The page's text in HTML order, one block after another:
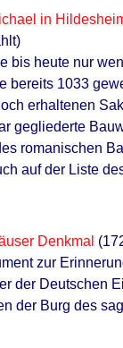
in
bis heute nur
bereits 1033
erhaltenen
gegliederte
romanischen
auf der Liste
Denkmal
zur
der Deutschen
der Burg des